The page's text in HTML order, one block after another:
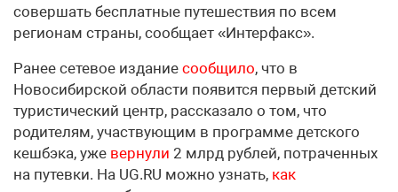
совершать бесплатные путешествия по всем
регионам страны, сообщает «Интерфакс».
Ранее сетевое издание сообщило, что в
Новосибирской области появится первый детский
туристический центр, рассказало о том, что
родителям, участвующим в программе детского
кешбэка, уже вернули 2 млрд рублей, потраченных
на путевки. На UG.RU можно узнать, как